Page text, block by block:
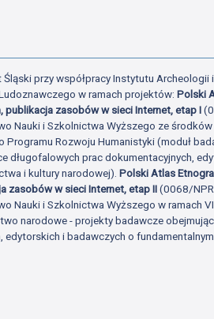
przy współpracy Instytutu
w ramach projektów:Polski
publikacja zasobów w sieci Internet, etap I
Nauki i Szkolnictwa Wyższego ze
Programu Rozwoju Humanistyki (moduł
długofalowych prac dokumentacyjnych,
i kultury narodowej).Polski Atlas
zasobów w sieci Internet, etap II(0068/
Nauki i Szkolnictwa Wyższego w ramach
narodowe - projekty badawcze
edytorskich i badawczych o